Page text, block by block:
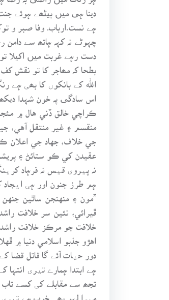
دینا ہی میں بیٹھے ہوئے
ہے نست۔ارباب۔ وفا صبر و
چہوٹے نہ کہہ ہاتھ سے دامن
دست رہے غربت میں اکیلا تو
بطحا کہ مھاجر کا تو نقش کف
اللہ کے بانکوں کا بھی ہے
اس سادگی پہ خون شہدا دیکھ۔
ڪراچي خالق ڏني هال ۾
منقسم ۽ غير منتقل آهي،
جي خلاف، جهاد جي اعلان
عقيدن کي ڪو ستائڻ ۽
نہ پیروی قیس نہ فرہاد
ہم طرز جنون اور ہی ایجاد
”مون ۽ منهنجن ساٿين
ڦيرائي، نئين سر خلافت
خلافت جو مرڪز خلافت
اهڙو جذبو اسلامي دنيا ۾
دور حیات آئے گا قاتل قضا کے
ہے ابتدا ہمارے تیری انتہا
تجھ سے مقابلے کی کسے تاب
میرا لہو بھی خوب ہے تیری